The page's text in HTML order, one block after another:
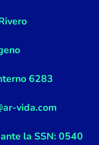
6283
vida.com
la SSN: 0540